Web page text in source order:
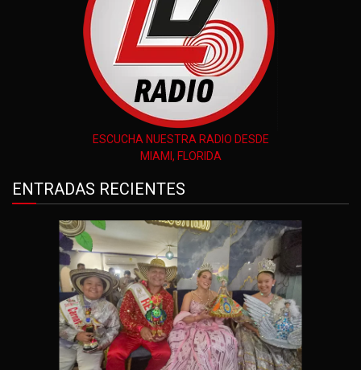
ESCUCHA NUESTRA RADIO DESDE
MIAMI, FLORIDA
ENTRADAS RECIENTES